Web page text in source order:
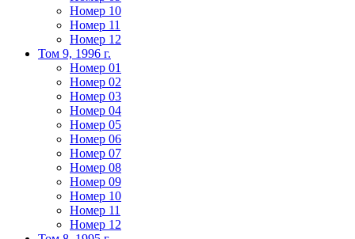
Номер 10
Номер 11
Номер 12
Том 9, 1996 г.
Номер 01
Номер 02
Номер 03
Номер 04
Номер 05
Номер 06
Номер 07
Номер 08
Номер 09
Номер 10
Номер 11
Номер 12